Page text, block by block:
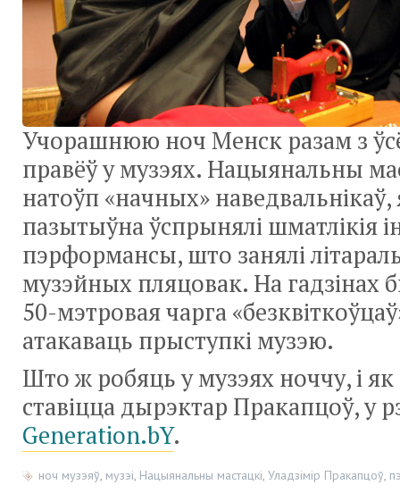
Учорашнюю ноч Менск разам з
правёў у музэях. Нацыянальны
натоўп «начных» наведвальнікаў,
пазытыўна ўспрынялі шматлікія
пэрформансы, што занялі
музэйных пляцовак. На гадзінах
50-мэтроваячарга
атакаваць прыступкі музэю.
Што ж робяць у музэях ноччу, і як
ставіцца дырэктар Пракапцоў, у
Generation.bY.
ноч музэяў, музэі, Нацыянальны мастацкі, Уладзімір Пракапцоў,